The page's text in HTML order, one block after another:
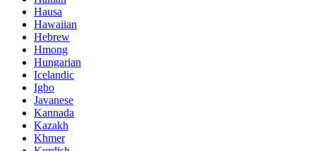
Hausa
Hawaiian
Hebrew
Hmong
Hungarian
Icelandic
Igbo
Javanese
Kannada
Kazakh
Khmer